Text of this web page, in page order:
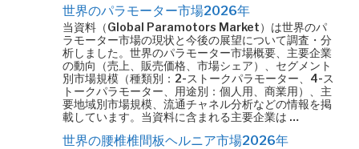
世界のパラモーター市場2026年
当資料（Global Paramotors Market）は世界のパ
ラモーター市場の現状と今後の展望について調査・分
析しました。世界のパラモーター市場概要、主要企業
の動向（売上、販売価格、市場シェア）、セグメント
別市場規模（種類別：2-ストークパラモーター、4-ス
トークパラモーター、用途別：個人用、商業用）、主
要地域別市場規模、流通チャネル分析などの情報を掲
載しています。当資料に含まれる主要企業は …
世界の腰椎椎間板ヘルニア市場2026年